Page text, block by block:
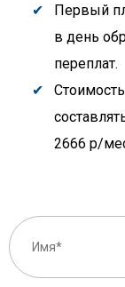
Первый
в день
переплат.
2666 р/